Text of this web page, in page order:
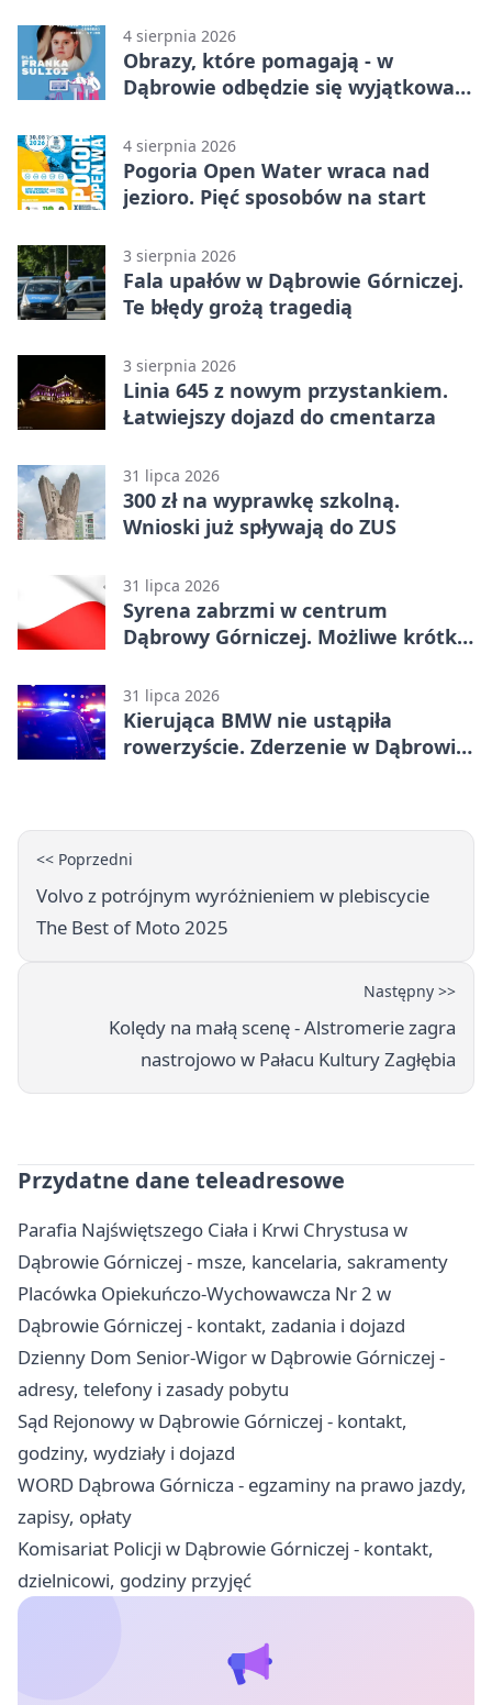
4 sierpnia 2026
Obrazy, które pomagają - w
Dąbrowie odbędzie się wyjątkowa
4 sierpnia 2026
Pogoria Open Water wraca nad
jezioro. Pięć sposobów na start
3 sierpnia 2026
Fala upałów w Dąbrowie Górniczej.
Te błędy grożą tragedią
3 sierpnia 2026
Linia 645 z nowym przystankiem.
Łatwiejszy dojazd do cmentarza
31 lipca 2026
300 zł na wyprawkę szkolną.
Wnioski już spływają do ZUS
31 lipca 2026
Syrena zabrzmi w centrum
Dąbrowy Górniczej. Możliwe krótkie
31 lipca 2026
Kierująca BMW nie ustąpiła
rowerzyście. Zderzenie w Dąbrowie
<< Poprzedni
Volvo z potrójnym wyróżnieniem w plebiscycie
The Best of Moto 2025
Następny >>
Kolędy na małą scenę - Alstromerie zagra
nastrojowo w Pałacu Kultury Zagłębia
Przydatne dane teleadresowe
Parafia Najświętszego Ciała i Krwi Chrystusa w
Dąbrowie Górniczej - msze, kancelaria, sakramenty
Placówka Opiekuńczo-Wychowawcza Nr 2 w
Dąbrowie Górniczej - kontakt, zadania i dojazd
Dzienny Dom Senior-Wigor w Dąbrowie Górniczej -
adresy, telefony i zasady pobytu
Sąd Rejonowy w Dąbrowie Górniczej - kontakt,
godziny, wydziały i dojazd
WORD Dąbrowa Górnicza - egzaminy na prawo jazdy,
zapisy, opłaty
Komisariat Policji w Dąbrowie Górniczej - kontakt,
dzielnicowi, godziny przyjęć